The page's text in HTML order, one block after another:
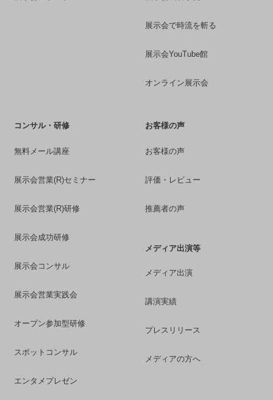
展示会で時流を斬る
展示会YouTube館
オンライン展示会
コンサル・研修
無料メール講座
展示会営業(R)セミナー
展示会営業(R)研修
展示会成功研修
展示会コンサル
展示会営業実践会
オープン参加型研修
スポットコンサル
エンタメプレゼン
お客様の声
お客様の声
評価・レビュー
推薦者の声
メディア出演等
メディア出演
講演実績
プレスリリース
メディアの方へ